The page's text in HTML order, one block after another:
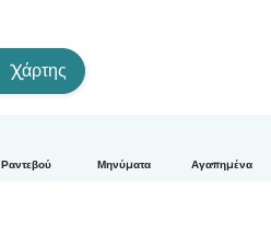
Ραντεβού Μηνύματα Αγαπημένα
Χάρτης